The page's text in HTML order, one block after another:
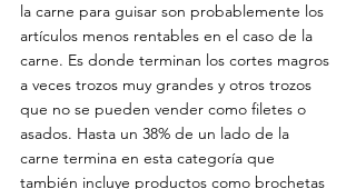
la carne para guisar son probablemente los
artículos menos rentables en el caso de la
carne. Es donde terminan los cortes magros
a veces trozos muy grandes y otros trozos
que no se pueden vender como filetes o
asados. Hasta un 38% de un lado de la
carne termina en esta categoría que
también incluye productos como brochetas